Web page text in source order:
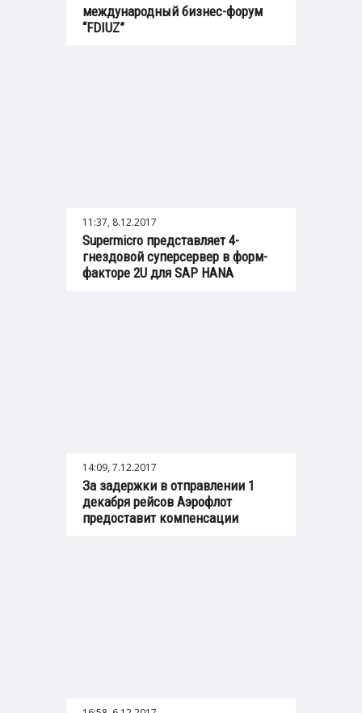
международный бизнес-форум
“FDIUZ”
11:37, 8.12.2017
Supermicro представляет 4-
гнездовой суперсервер в форм-
факторе 2U для SAP HANA
14:09, 7.12.2017
За задержки в отправлении 1
декабря рейсов Аэрофлот
предоставит компенсации